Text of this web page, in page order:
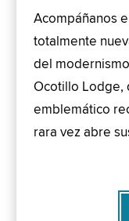
Acompáñanos
totalmente
del
Ocotillo Lodge,
emblemático
rara vez abre